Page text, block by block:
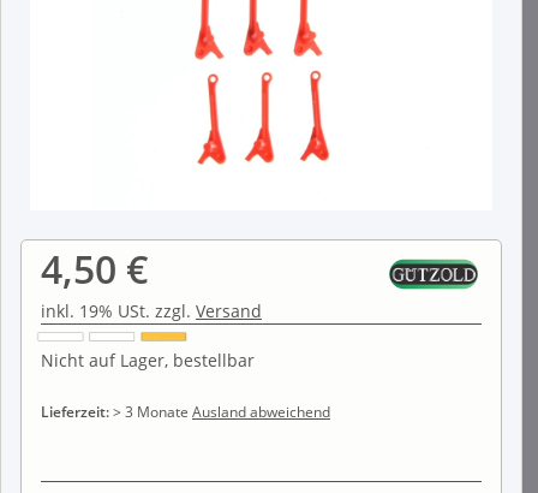
4,50 €
inkl. 19% USt. zzgl. Versand
Nicht auf Lager, bestellbar
Lieferzeit:> 3 Monate Ausland abweichend